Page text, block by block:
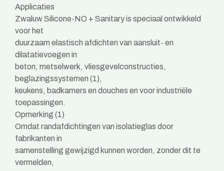
Applicaties
Zwaluw Silicone-NO + Sanitary is speciaal ontwikkeld
voor het
duurzaam elastisch afdichten van aansluit- en
dilatatievoegen in
beton, metselwerk, vliesgevelconstructies,
beglazingssystemen (1),
keukens, badkamers en douches en voor industriële
toepassingen.
Opmerking (1)
Omdat randafdichtingen van isolatieglas door
fabrikanten in
samenstelling gewijzigd kunnen worden, zonder dit te
vermelden,